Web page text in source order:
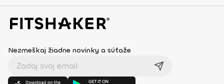
Nezmeškaj žiadne novinky a súťaže